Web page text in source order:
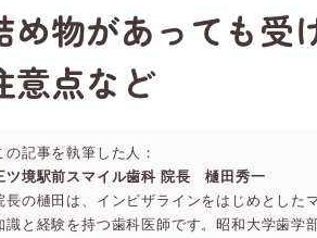
め物があっても受
意点など
の記事を執筆した人：
ツ境駅前スマイル歯科 院長 樋田秀一
長の樋田は、インビザラインをはじめとした
識と経験を持つ歯科医師です。昭和大学歯学